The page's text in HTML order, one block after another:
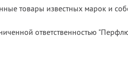
товары известных марок и
ответственностью